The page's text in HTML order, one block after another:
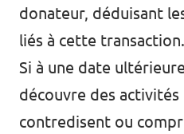
donateur, déduisant
liés à cette transaction.
Si à une date
découvre des
contredisent ou